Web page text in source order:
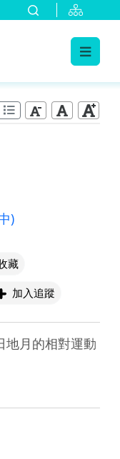
)
藏
加入追蹤
地月的相對運動